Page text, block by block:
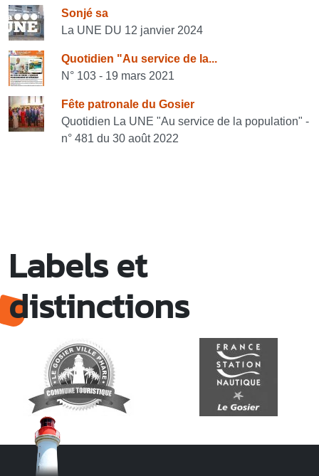
Consulter également
Sonjé sa
La UNE DU 12 janvier 2024
Quotidien "Au service de la...
N° 103 - 19 mars 2021
Fête patronale du Gosier
Quotidien La UNE "Au service de la population" -
n° 481 du 30 août 2022
Labels et
distinctions